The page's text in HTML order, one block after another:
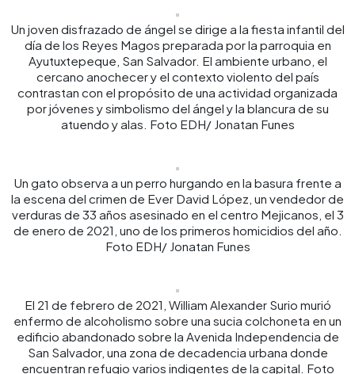
Un joven disfrazado de ángel se dirige a la fiesta infantil del
día de los Reyes Magos preparada por la parroquia en
Ayutuxtepeque, San Salvador. El ambiente urbano, el
cercano anochecer y el contexto violento del país
contrastan con el propósito de una actividad organizada
por jóvenes y simbolismo del ángel y la blancura de su
atuendo y alas. Foto EDH/ Jonatan Funes
Un gato observa a un perro hurgando en la basura frente a
la escena del crimen de Ever David López, un vendedor de
verduras de 33 años asesinado en el centro Mejicanos, el 3
de enero de 2021, uno de los primeros homicidios del año.
Foto EDH/ Jonatan Funes
El 21 de febrero de 2021, William Alexander Surio murió
enfermo de alcoholismo sobre una sucia colchoneta en un
edificio abandonado sobre la Avenida Independencia de
San Salvador, una zona de decadencia urbana donde
encuentran refugio varios indigentes de la capital. Foto